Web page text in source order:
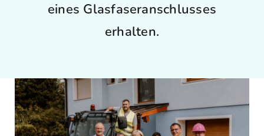
Kontakt
Suche
nach:
eines Glasfaseranschlusses
erhalten.